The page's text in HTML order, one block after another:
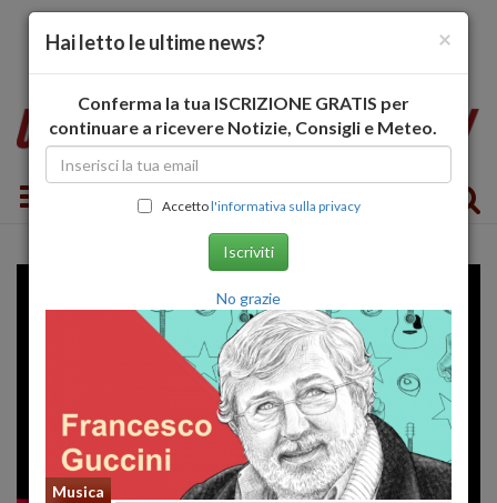
Toggle navigation
×
Hai letto le ultime news?
Conferma la tua ISCRIZIONE GRATIS per
continuare a ricevere Notizie, Consigli e Meteo.
Accettol'informativa sulla privacy
Iscriviti
No grazie
Musica